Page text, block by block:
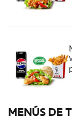
MENÚS DE